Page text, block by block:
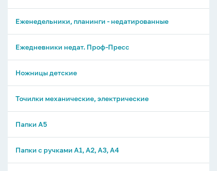
Еженедельники, планинги - недатированные
Ежедневники недат. Проф-Пресс
Ножницы детские
Точилки механические, электрические
Папки А5
Папки с ручками А1, А2, А3, А4